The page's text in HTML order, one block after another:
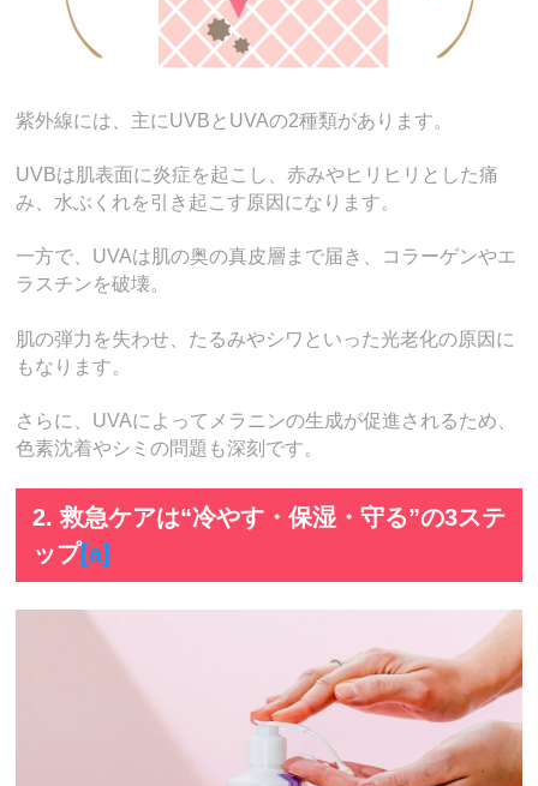
紫外線には、主にUVBとUVAの2種類があります。
UVBは肌表面に炎症を起こし、赤みやヒリヒリとした痛
み、水ぶくれを引き起こす原因になります。
一方で、UVAは肌の奥の真皮層まで届き、コラーゲンやエ
ラスチンを破壊。
肌の弾力を失わせ、たるみやシワといった光老化の原因に
もなります。
さらに、UVAによってメラニンの生成が促進されるため、
色素沈着やシミの問題も深刻です。
2. 救急ケアは“冷やす・保湿・守る”の3ステ
ップ[a]